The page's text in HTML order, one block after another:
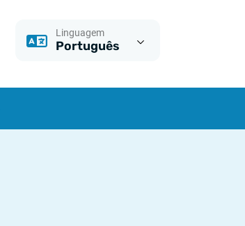
Linguagem
Português